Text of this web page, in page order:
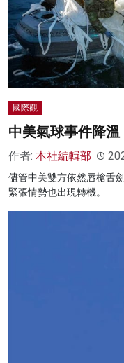
國際觀
中美氣球事件降
作者: 本社編輯部
儘管中美雙方依然唇槍舌
緊張情勢也出現轉機。